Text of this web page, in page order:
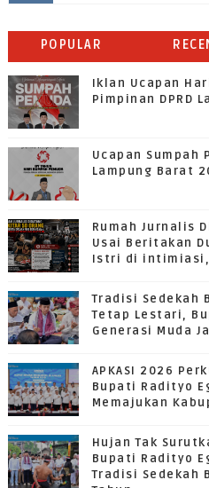
POPULAR
Iklan Ucapan
Pimpinan DPRD
Ucapan Sumpah
Lampung Barat
Rumah Jurnalis
Usai Beritakan
Istri di intimiasi,
Tradisi Sedekah
Tetap Lestari,
Generasi Muda
APKASI 2026
Bupati Radityo
Memajukan
Hujan Tak
Bupati Radityo
Tradisi Sedekah